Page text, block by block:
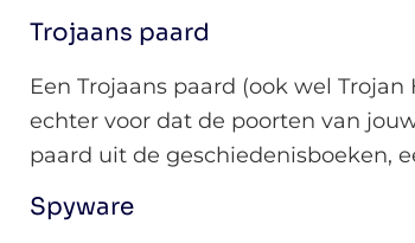
Trojaans paard
Een Trojaans paard (ook wel
echter voor dat de poorten van
paard uit de geschiedenisboeken,
Spyware